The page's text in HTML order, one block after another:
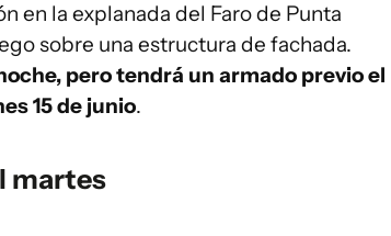
en la explanada del Faro de Punta
sobre una estructura de fachada.
pero tendrá un armado previo el
15 de junio.
martes